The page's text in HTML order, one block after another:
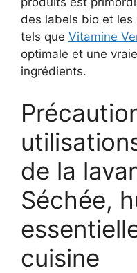
des labels bio et
tels que Vitamine
optimale et une
ingrédients.
de la
Séchée,
cuisine